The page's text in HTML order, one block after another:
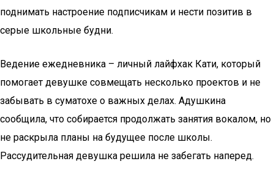
поднимать настроение подписчикам и нести позитив в
серые школьные будни.
Ведение ежедневника – личный лайфхак Кати, который
помогает девушке совмещать несколько проектов и не
забывать в суматохе о важных делах. Адушкина
сообщила, что собирается продолжать занятия вокалом, но
не раскрыла планы на будущее после школы.
Рассудительная девушка решила не забегать наперед.